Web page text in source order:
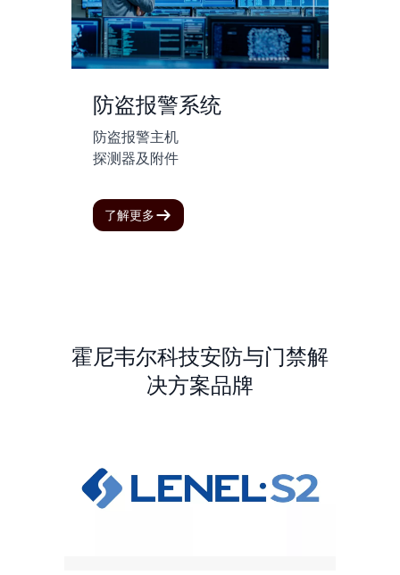
防盗报警系统
防盗报警主机
探测器及附件
了解更多
霍尼韦尔科技安防与门禁解
决方案品牌